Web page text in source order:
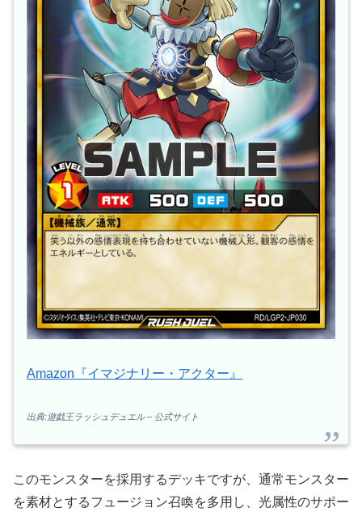
Amazon『イマジナリー・アクター』
出典:遊戯王ラッシュデュエル – 公式サイト
このモンスターを採用するデッキですが、通常モンスター
を素材とするフュージョン召喚を多用し、光属性のサポー